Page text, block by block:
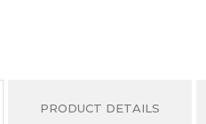
PRODUCT DETAILS